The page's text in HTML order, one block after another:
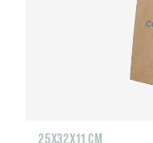
25Х32Х11 СМ